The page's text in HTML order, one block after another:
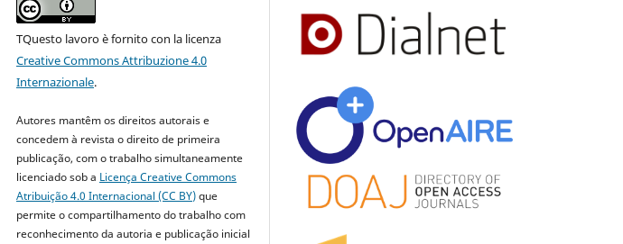
TQuesto lavoro è fornito con la licenza
Creative Commons Attribuzione 4.0
Internazionale.
Autores mantêm os direitos autorais e
concedem à revista o direito de primeira
publicação, com o trabalho simultaneamente
licenciado sob a Licença Creative Commons
Atribuição 4.0 Internacional (CC BY)que
permite o compartilhamento do trabalho com
reconhecimento da autoria e publicação inicial